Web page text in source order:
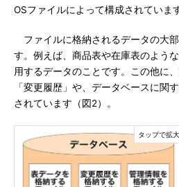
OSファイルによって構成されていま
ファイルに格納されるデータの大
す。例えば、商品表や在庫表のよう
用するデータのことです。この他に
「変更履歴」や、データベースに関
されています（図2）。